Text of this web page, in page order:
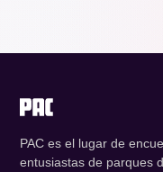
PAC es el lugar de
entusiastas de parques